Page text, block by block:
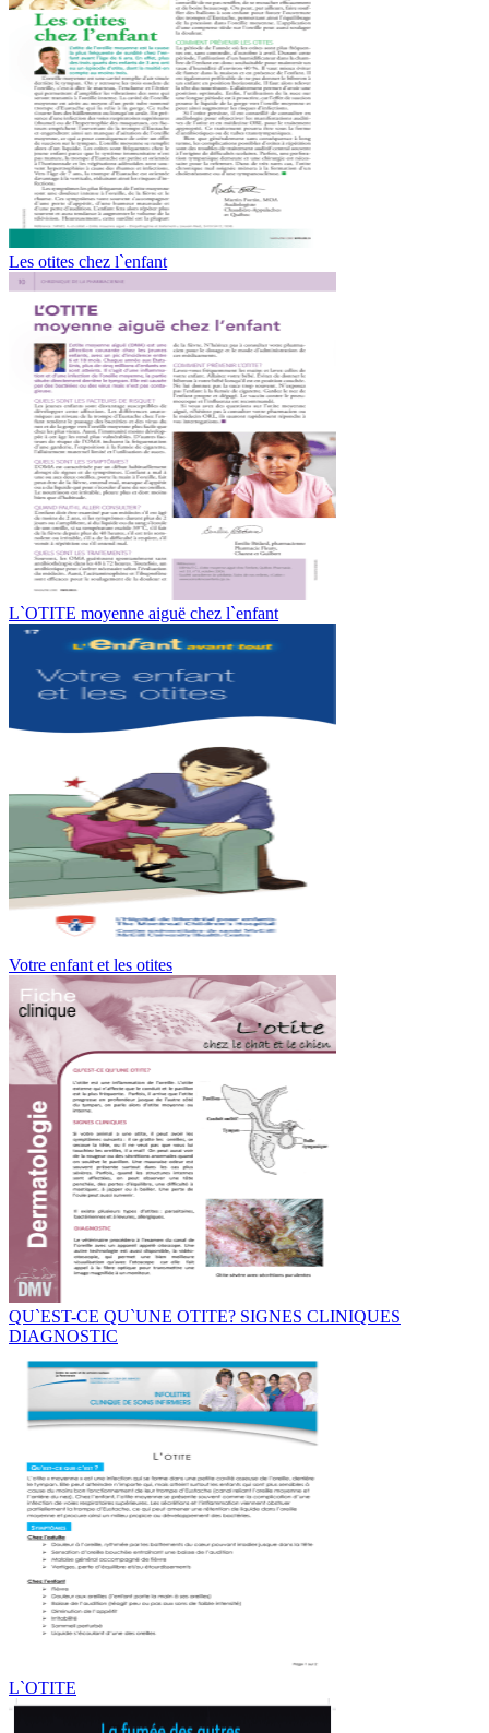
Les otites chez l`enfant
L`OTITE moyenne aiguë chez l`enfant
Votre enfant et les otites
QU`EST-CE QU`UNE OTITE? SIGNES CLINIQUES
DIAGNOSTIC
L`OTITE